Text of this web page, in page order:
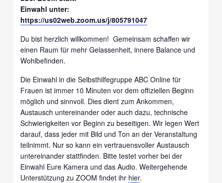
Einwahl unter:
https://us02web.zoom.us/j/805791047
Du bist herzlich willkommen! Gemeinsam schaffen wir
einen Raum für mehr Gelassenheit, innere Balance und
Wohlbefinden.
Die Einwahl in die Selbsthilfegruppe ABC Online für
Frauen ist immer 10 Minuten vor dem offiziellen Beginn
möglich und sinnvoll. Dies dient zum Ankommen,
Austausch untereinander oder auch dazu, technische
Schwierigkeiten vor Beginn zu beseitigen. Wir legen Wert
darauf, dass jeder mit Bild und Ton an der Veranstaltung
teilnimmt. Nur so kann ein vertrauensvoller Austausch
untereinander stattfinden. Bitte testet vorher bei der
Einwahl Eure Kamera und das Audio. Weitergehende
Unterstützung zu ZOOM findet ihr hier.